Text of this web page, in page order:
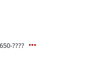
????